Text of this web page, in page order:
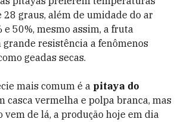
28 graus, além de umidade do ar
e 50%, mesmo assim, a fruta
grande resistência a fenômenos
geadas secas.
mais comum é a pitaya do
casca vermelha e polpa branca, mas
vem de lá, a produção hoje em dia